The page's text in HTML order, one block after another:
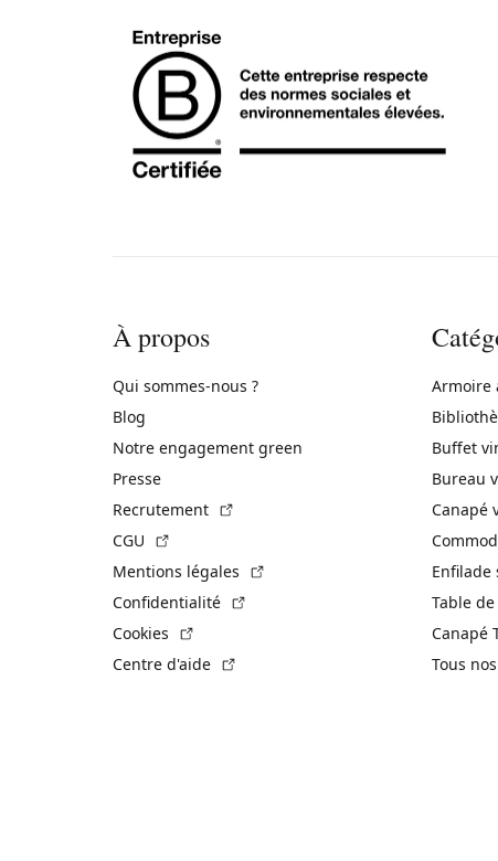
À propos
Qui sommes-nous ?
Blog
Notre engagement green
Presse
Recrutement
CGU
Mentions légales
Confidentialité
Cookies
Centre d'aide
Armoire
Buffet
Bureau
Canapé
Enfilade
Table
Canapé
Tous